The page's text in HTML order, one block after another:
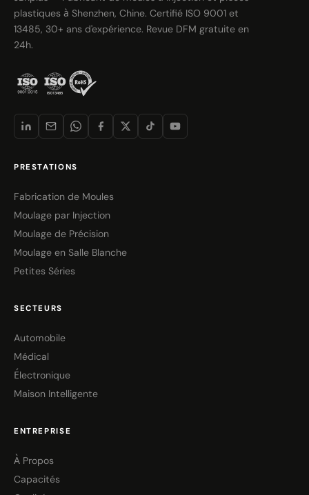
plastiques à Shenzhen, Chine. Certifié ISO 9001 et
13485, 30+ ans d'expérience. Revue DFM gratuite en
24h.
PRESTATIONS
Fabrication de Moules
Moulage par Injection
Moulage de Précision
Moulage en Salle Blanche
Petites Séries
SECTEURS
Automobile
Médical
Électronique
Maison Intelligente
ENTREPRISE
À Propos
Capacités